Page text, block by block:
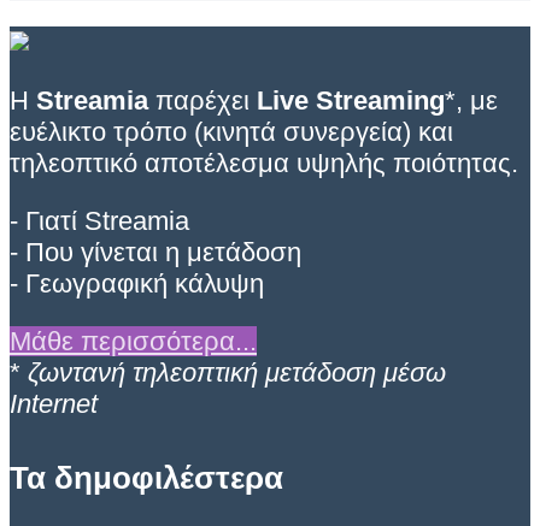
Η Streamiaπαρέχει Live Streaming*, με
ευέλικτο τρόπο (κινητά συνεργεία) και
τηλεοπτικό αποτέλεσμα υψηλής ποιότητας.
- Γιατί Streamia
- Που γίνεται η μετάδοση
- Γεωγραφική κάλυψη
Μάθε περισσότερα...
* ζωντανή τηλεοπτική μετάδοση μέσω
Internet
Τα δημοφιλέστερα